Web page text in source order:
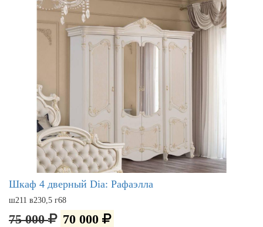
Шкаф 4 дверный Dia: Рафаэлла
ш211 в230,5 г68
75 000 70 000